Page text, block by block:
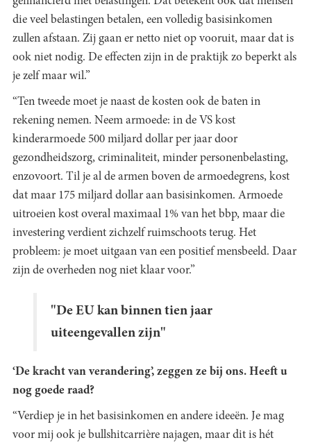
die veel belastingen betalen, een volledig basisinkomen
zullen afstaan. Zij gaan er netto niet op vooruit, maar dat is
ook niet nodig. De effecten zijn in de praktijk zo beperkt als
je zelf maar wil.”
“Ten tweede moet je naast de kosten ook de baten in
rekening nemen. Neem armoede: in de VS kost
kinderarmoede 500 miljard dollar per jaar door
gezondheidszorg, criminaliteit, minder personenbelasting,
enzovoort. Til je al de armen boven de armoedegrens, kost
dat maar 175 miljard dollar aan basisinkomen. Armoede
uitroeien kost overal maximaal 1% van het bbp, maar die
investering verdient zichzelf ruimschoots terug. Het
probleem: je moet uitgaan van een positief mensbeeld. Daar
zijn de overheden nog niet klaar voor.”
"De EU kan binnen tien jaar
uiteengevallen zijn"
‘De kracht van verandering’, zeggen ze bij ons. Heeft u
nog goede raad?
“Verdiep je in het basisinkomen en andere ideeën. Je mag
voor mij ook je bullshitcarrière najagen, maar dit is hét